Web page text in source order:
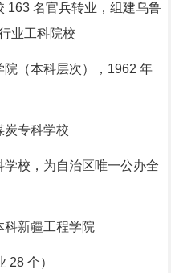
163 名官兵转业，组建乌鲁
业工科院校
（本科层次），1962 年
炭专科学校
校，为自治区唯一公办全
科新疆工程学院
28 个）